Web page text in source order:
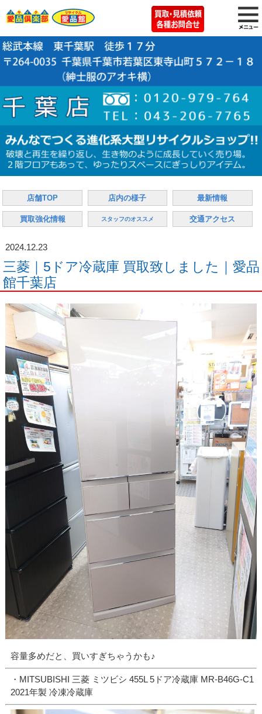
店舗TOP 店内の様子 最新情報
買取強化情報 スタッフのオススメ 交通アクセス
2024.12.23
三菱｜5ドア冷蔵庫 買取致しました｜愛品
館千葉店
容量多めだと、買いすぎちゃうかも♪
・MITSUBISHI 三菱 ミツビシ 455L 5ドア冷蔵庫 MR-B46G-C1
2021年製 冷凍冷蔵庫